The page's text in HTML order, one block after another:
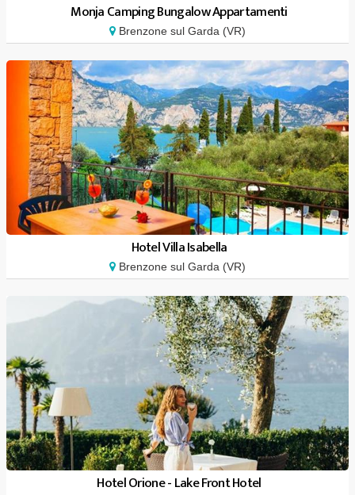
Monja Camping Bungalow Appartamenti
Brenzone sul Garda (VR)
Hotel Villa Isabella
Brenzone sul Garda (VR)
Hotel Orione - Lake Front Hotel